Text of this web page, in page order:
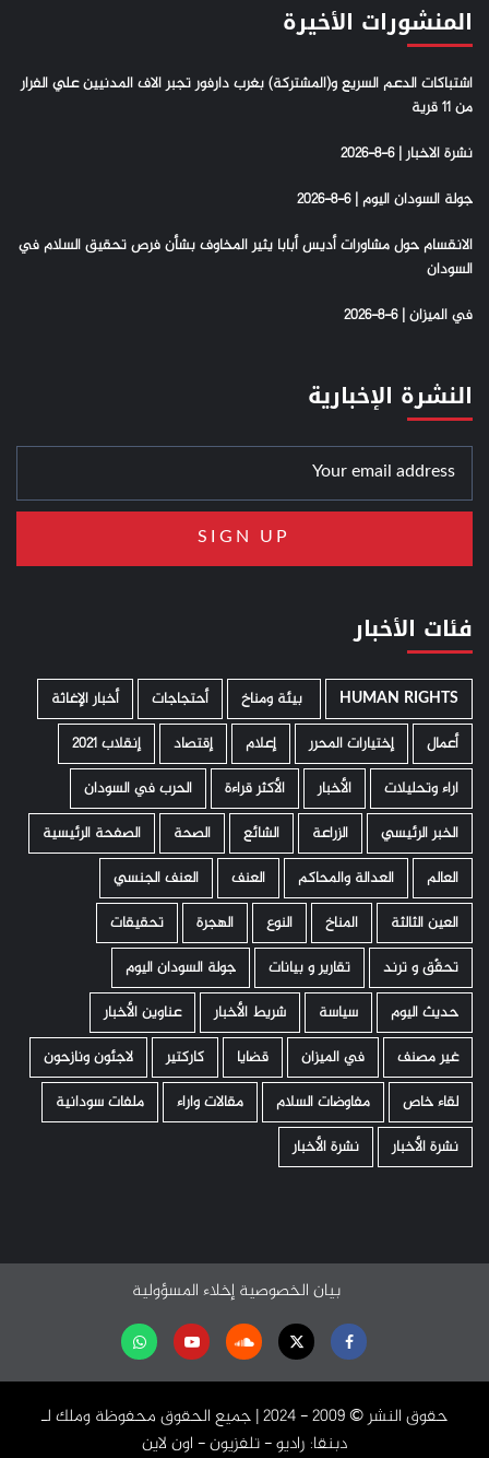
المنشورات الأخيرة
اشتباكات الدعم السريع و(المشتركة) بغرب دارفور تجبر الاف المدنيين علي الفرار
من 11 قرية
نشرة الاخبار | 6-8-2026
جولة السودان اليوم | 6-8-2026
الانقسام حول مشاورات أديس أبابا يثير المخاوف بشأن فرص تحقيق السلام في
السودان
في الميزان | 6-8-2026
النشرة الإخبارية
فئات الأخبار
HUMAN RIGHTS ­ بيئة ومناخ أحتجاجات
أخبار الإغاثة
أعمال
إختيارات المحرر إعلام إقتصاد
إنقلاب 2021
اراء وتحليلات
الأخبار الأكثر قراءة
الحرب في السودان
الخبر الرئيسي
الزراعة الشائع الصحة
الصفحة الرئيسية
العالم
العدالة والمحاكم العنف
العنف الجنسي
العين الثالثة
المناخ النوع الهجرة
تحقيقات
تحقّق و ترند
تقارير و بيانات
جولة السودان اليوم
حديث اليوم
سياسة شريط الأخبار
عناوين الأخبار
غير مصنف
في الميزان قضايا كاركتير
لاجئون ونازحون
لقاء خاص
مفاوضات السلام مقالات واراء
ملفات سودانية
نشرة الأخبار
نشرة الأخبار
بيان الخصوصية إخلاء المسؤولية
Facebook
Twitter
Soundcloud
Youtubeتابعنا
واتساب
حقوق النشر ©️ 2009 - 2024 | جميع الحقوق محفوظة وملك لـ
دبنقا: راديو - تلفزيون - اون لاين